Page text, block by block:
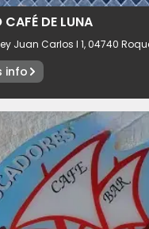
DE LUNA
Juan Carlos I 1, 04740
info